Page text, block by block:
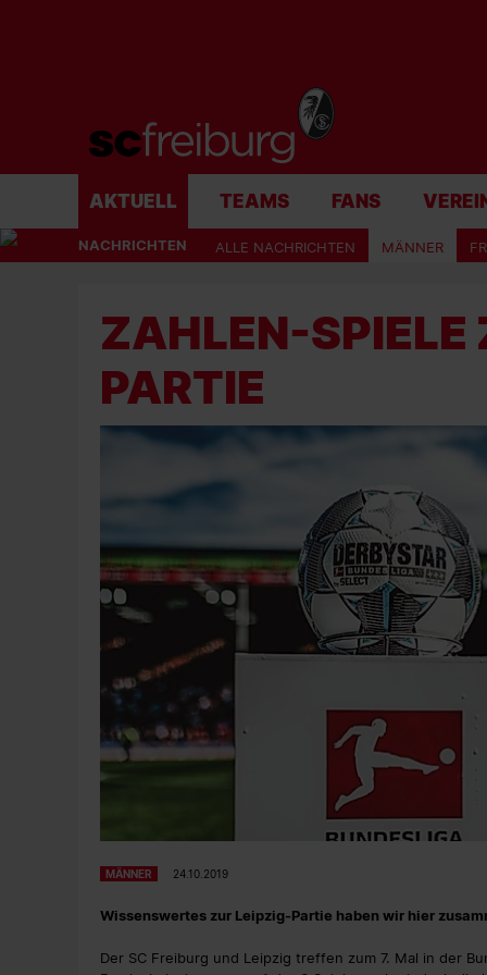
AKTUELL TEAMS FANS VEREIN
NACHRICHTEN ALLE NACHRICHTEN MÄNNER
ZAHLEN-SPIELE
PARTIE
MÄNNER 24.10.2019
Wissenswertes zur Leipzig-Partie haben wir hier
Der SC Freiburg und Leipzig treffen zum 7. Mal in der